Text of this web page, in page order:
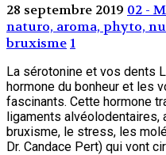
28 septembre 2019 02 -
naturo, aroma, phyto,
bruxisme 1
La sérotonine et vos dents
hormone du bonheur et les
fascinants. Cette hormone
ligaments alvéolodentaires,
bruxisme, le stress, les
Dr. Candace Pert) qui vont